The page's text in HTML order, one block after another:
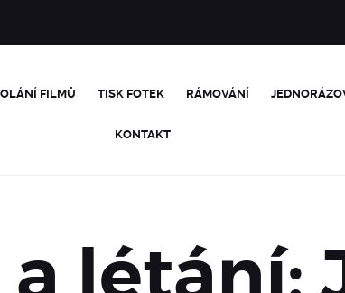
FILMŮ TISK FOTEK RÁMOVÁNÍ
KONTAKT